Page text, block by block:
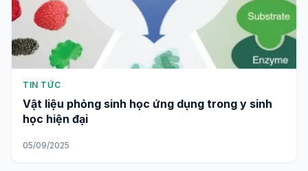
TIN TỨC
Vật liệu phỏng sinh học ứng dụng trong y sinh
học hiện đại
05/09/2025